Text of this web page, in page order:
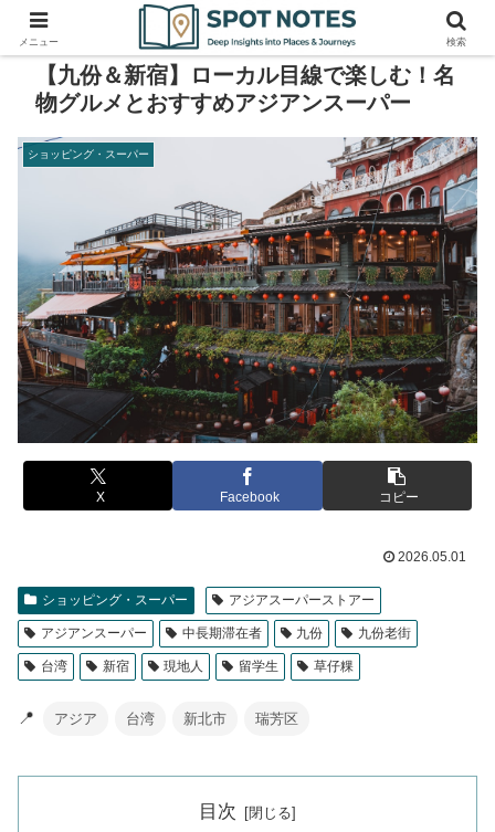
【九份＆新宿】ローカル目線で楽しむ！名
物グルメとおすすめアジアンスーパー
ショッピング・スーパー
X Facebook コピー
2026.05.01
ショッピング・スーパー アジアスーパーストアー
アジアンスーパー 中長期滞在者 九份 九份老街
台湾 新宿 現地人 留学生 草仔粿
📍 アジア 台湾 新北市 瑞芳区
目次
メニュー 検索